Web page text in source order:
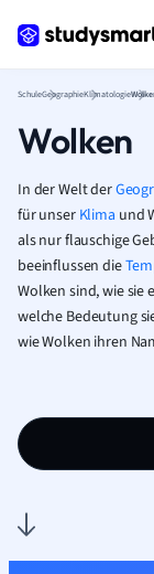
SchuleGeographieKlimatologie
Wolken
In der Welt der
für unser Klima und
als nur flauschige
beeinflussen die
Wolken sind, wie sie
welche Bedeutung
wie Wolken ihren